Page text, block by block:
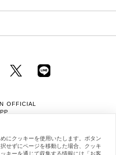
OFFICIAL
にクッキーを使用いたします。ボタン
せずにページを移動した場合、クッキ
キーを通じて収集する情報には「お客